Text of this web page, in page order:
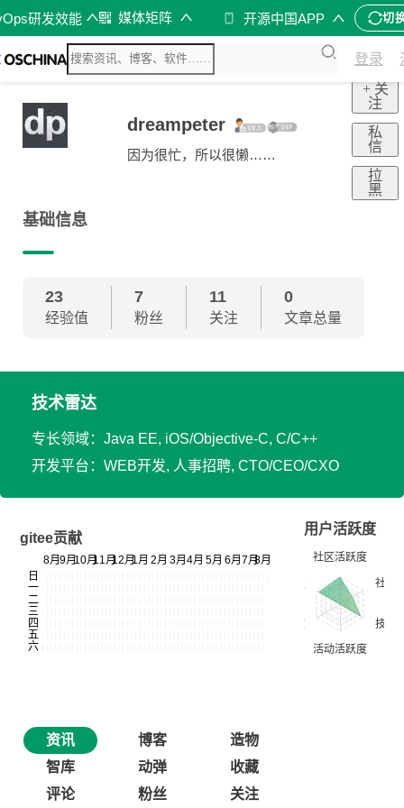
研发效能 媒体矩阵 开源中国APP 切
登录
dreampeter
因为很忙，所以很懒……
+ 关
注
私
信
拉
黑
基础信息
23
经验值
7
粉丝
11
关注
0
文章总量
技术雷达
专长领域：Java EE, iOS/Objective-C, C/C++
开发平台：WEB开发, 人事招聘, CTO/CEO/CXO
gitee贡献
用户活跃度
资讯 博客
造物
智库
动弹
收藏
评论
粉丝 关注